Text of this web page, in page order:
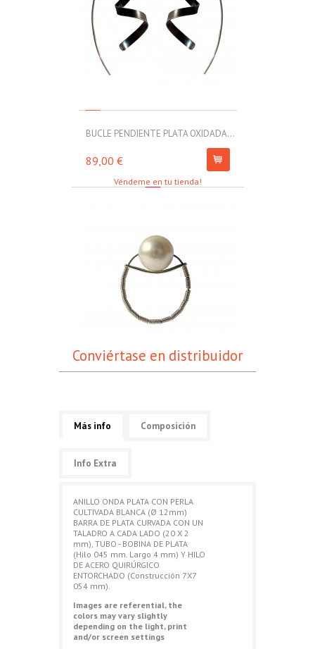
BUCLE PENDIENTE PLATA OXIDADA...
89,00 €
Véndeme en tu tienda!
Conviértase en distribuidor
Más info Composición
Info Extra
ANILLO ONDA PLATA CON PERLA
CULTIVADA BLANCA (Ø 12mm)
BARRA DE PLATA CURVADA CON UN
TALADRO A CADA LADO (20 X 2
mm), TUBO - BOBINA DE PLATA
(Hilo 045 mm. Largo 4 mm) Y HILO
DE ACERO QUIRÚRGICO
ENTORCHADO (Construcción 7X7
054 mm).
Images are referential, the
colors may vary slightly
depending on the light, print
and/or screen settings